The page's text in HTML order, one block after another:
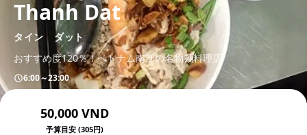
Thanh Dat
タイン ダット
おすすめ度120％！ベトナム南部の名物麺料理店
6:00～23:00
50,000 VND
予算目安 (305円)